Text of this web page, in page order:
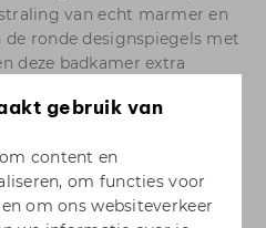
gebruik van
content en
om functies voor
om ons websiteverkeer
van echt marmer en
ronde designspiegels met
deze badkamer extra
praktisch gebruik gedacht.
bijvoorbeeld extra ruime
heeft een handige
aan